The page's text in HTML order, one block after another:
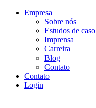
Empresa
Sobre nós
Estudos de caso
Imprensa
Carreira
Blog
Contato
Contato
Login